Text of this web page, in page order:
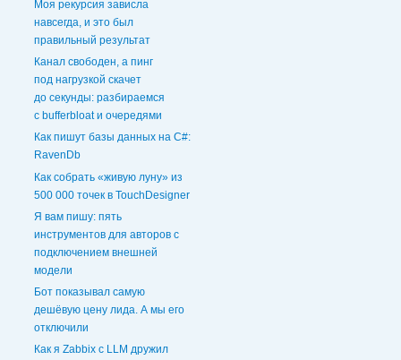
Моя рекурсия зависла
навсегда, и это был
правильный результат
Канал свободен, а пинг
под нагрузкой скачет
до секунды: разбираемся
с bufferbloat и очередями
Как пишут базы данных на C#:
RavenDb
Как собрать «живую луну» из
500 000 точек в TouchDesigner
Я вам пишу: пять
инструментов для авторов с
подключением внешней
модели
Бот показывал самую
дешёвую цену лида. А мы его
отключили
Как я Zabbix с LLM дружил